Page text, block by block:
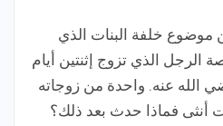
موضوع خلفة البنات الذي
الرجل الذي تزوج إثنتين أيام
الله عنه. واحدة من زوجاته
أنثى فماذا حدث بعد ذلك؟